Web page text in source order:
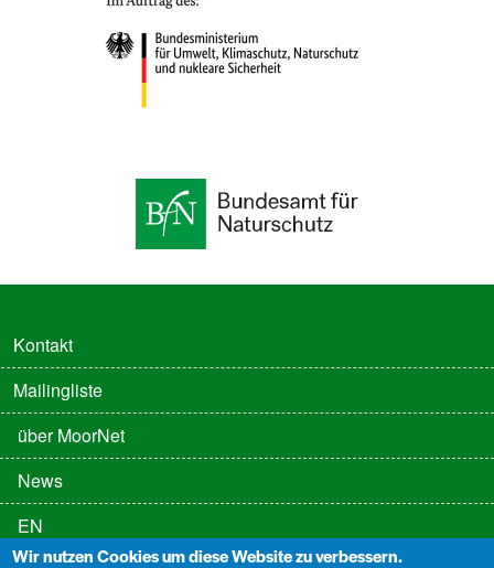
Kontakt
Mailingliste
über MoorNet
News
EN
FUSSZEILE 3
Wir nutzen Cookies um diese Website zu verbessern.